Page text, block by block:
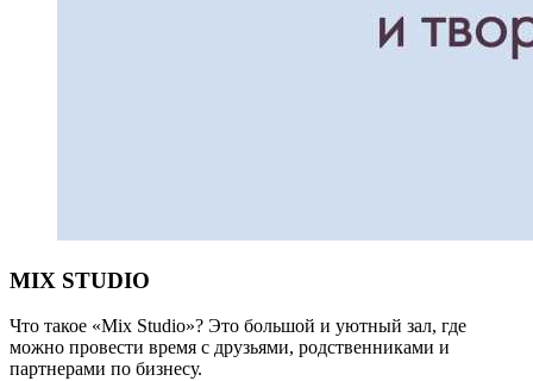
MIX STUDIO
Что такое «Mix Studio»? Это большой и уютный зал, где
можно провести время с друзьями, родственниками и
партнерами по бизнесу.